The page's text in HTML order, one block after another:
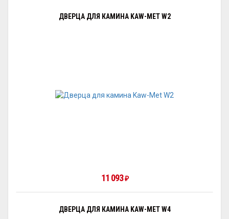
ДВЕРЦА ДЛЯ КАМИНА KAW-MET W2
11 093 ₽
ДВЕРЦА ДЛЯ КАМИНА KAW-MET W4